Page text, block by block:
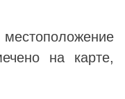
на карте,